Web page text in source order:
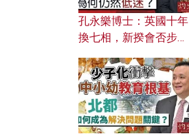
孔永樂博士：英國十年
換七相，新揆會否步前
濟為何仍然低迷？